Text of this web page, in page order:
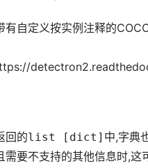
有自定义按实例注释的
回的list [dict] 中,字典
需要不支持的其他信息时,这